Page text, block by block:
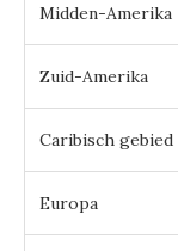
Midden-Amerika
Zuid-Amerika
Caribisch gebied
Europa